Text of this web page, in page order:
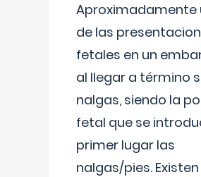
Aproximadamente
de las
fetales en un
al llegar a término
nalgas, siendo la
fetal que se
primer lugar las
nalgas/pies.